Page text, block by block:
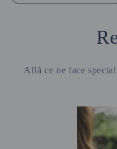
Află ce ne face